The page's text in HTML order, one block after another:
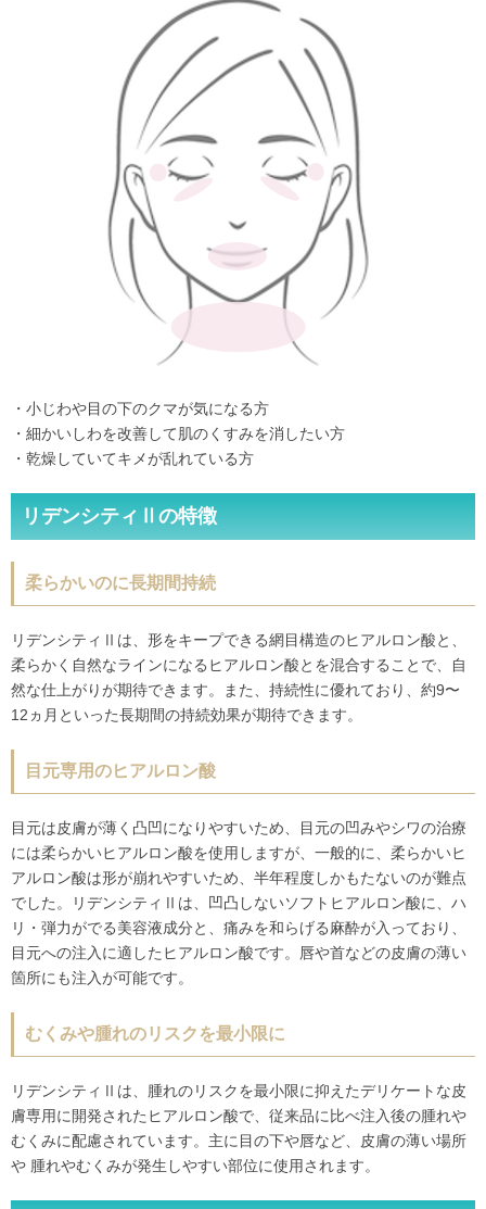
・小じわや目の下のクマが気になる方
・細かいしわを改善して肌のくすみを消したい方
・乾燥していてキメが乱れている方
リデンシティⅡの特徴
柔らかいのに長期間持続
リデンシティⅡは、形をキープできる網目構造のヒアルロン酸と、
柔らかく自然なラインになるヒアルロン酸とを混合することで、自
然な仕上がりが期待できます。また、持続性に優れており、約9〜
12ヵ月といった長期間の持続効果が期待できます。
目元専用のヒアルロン酸
目元は皮膚が薄く凸凹になりやすいため、目元の凹みやシワの治療
には柔らかいヒアルロン酸を使用しますが、一般的に、柔らかいヒ
アルロン酸は形が崩れやすいため、半年程度しかもたないのが難点
でした。リデンシティⅡは、凹凸しないソフトヒアルロン酸に、ハ
リ・弾力がでる美容液成分と、痛みを和らげる麻酔が入っており、
目元への注入に適したヒアルロン酸です。唇や首などの皮膚の薄い
箇所にも注入が可能です。
むくみや腫れのリスクを最小限に
リデンシティⅡは、腫れのリスクを最小限に抑えたデリケートな皮
膚専用に開発されたヒアルロン酸で、従来品に比べ注入後の腫れや
むくみに配慮されています。主に目の下や唇など、皮膚の薄い場所
や 腫れやむくみが発生しやすい部位に使用されます。